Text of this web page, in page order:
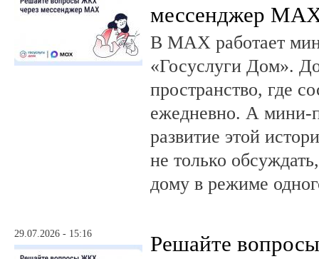
мессенджер
В MAX работает
«Госуслуги Дом».
пространство, где
ежедневно. А мини-
развитие этой
не только
дому в режиме
29.07.2026 - 15:16
Решайте